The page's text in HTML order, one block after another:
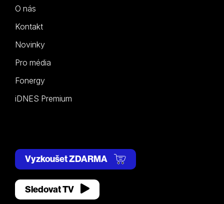
O nás
Kontakt
Novinky
Pro média
Fonergy
iDNES Premium
Vyzkoušet ZDARMA
Sledovat TV